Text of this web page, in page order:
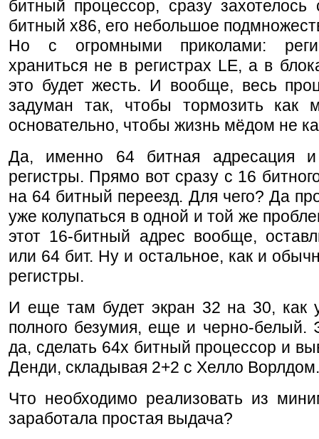
битный процессор, сразу захотелось
битный x86, его небольшое
Но с огромными приколами:
храниться не в регистрах LE, а в
это будет жесть. И вообще, весь
задуман так, чтобы тормозить как
основательно, чтобы жизнь мёдом не
Да, именно 64 битная адресация
регистры. Прямо вот сразу с 16
на 64 битный переезд. Для чего? Да
уже колупаться в одной и той же
этот 16-битный адрес вообще,
или 64 бит. Ну и остальное, как и
регистры.
И еще там будет экран 32 на 30, как
полного безумия, еще и черно-белый.
да, сделать 64х битный процессор и
Денди, складывая 2+2 с Хелло Ворлдом.
Что необходимо реализовать из
заработала простая выдача?